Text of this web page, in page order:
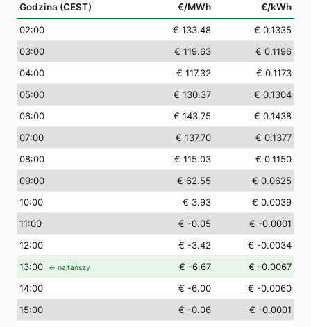
Godzina (CEST) €/MWh €/kWh
02:00 € 133.48
€ 0.1335
03:00 € 119.63
€ 0.1196
04:00 € 117.32
€ 0.1173
05:00 € 130.37
€ 0.1304
06:00 € 143.75
€ 0.1438
07:00 € 137.70
€ 0.1377
08:00 € 115.03
€ 0.1150
09:00 € 62.55
€ 0.0625
10:00 € 3.93
€ 0.0039
11:00 € -0.05
€ -0.0001
12:00 € -3.42
€ -0.0034
13:00 ← najtańszy € -6.67
€ -0.0067
14:00 € -6.00
€ -0.0060
15:00 € -0.06
€ -0.0001